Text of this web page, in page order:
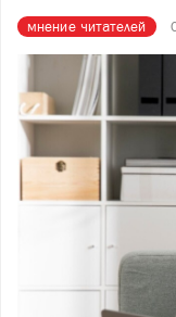
мнение читателей